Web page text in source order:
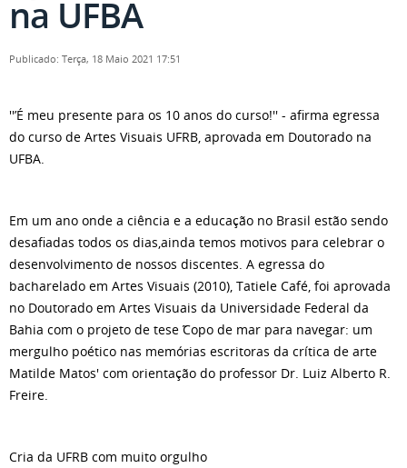
na UFBA
Publicado: Terça, 18 Maio 2021 17:51
''’É meu presente para os 10 anos do curso!'' - afirma egressa
do curso de Artes Visuais UFRB, aprovada em Doutorado na
UFBA.
Em um ano onde a ciência e a educação no Brasil estão sendo
desafiadas todos os dias,ainda temos motivos para celebrar o
desenvolvimento de nossos discentes. A egressa do
bacharelado em Artes Visuais (2010), Tatiele Café, foi aprovada
no Doutorado em Artes Visuais da Universidade Federal da
Bahia com o projeto de tese ̃Copo de mar para navegar: um
mergulho poético nas memórias escritoras da crítica de arte
Matilde Matos' com orientação do professor Dr. Luiz Alberto R.
Freire.
Cria da UFRB com muito orgulho